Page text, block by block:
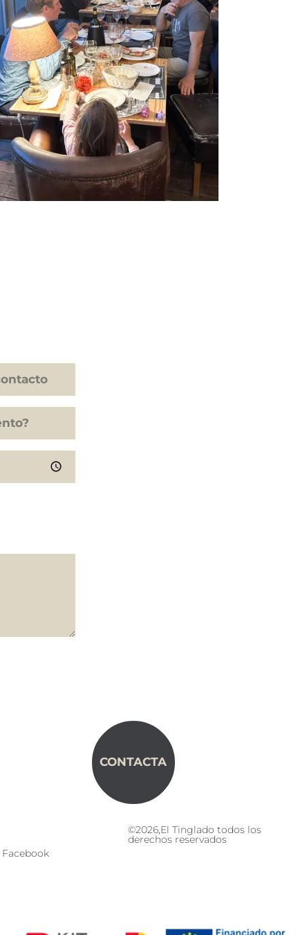
CONTACTA
Facebook
©2026,El Tinglado todos los
derechos reservados